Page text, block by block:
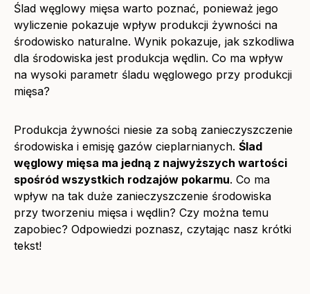
Ślad węglowy mięsa warto poznać, ponieważ jego
wyliczenie pokazuje wpływ produkcji żywności na
środowisko naturalne. Wynik pokazuje, jak szkodliwa
dla środowiska jest produkcja wędlin. Co ma wpływ
na wysoki parametr śladu węglowego przy produkcji
mięsa?
Produkcja żywności niesie za sobą zanieczyszczenie
środowiska i emisję gazów cieplarnianych. Ślad
węglowy mięsa ma jedną z najwyższych wartości
spośród wszystkich rodzajów pokarmu. Co ma
wpływ na tak duże zanieczyszczenie środowiska
przy tworzeniu mięsa i wędlin? Czy można temu
zapobiec? Odpowiedzi poznasz, czytając nasz krótki
tekst!